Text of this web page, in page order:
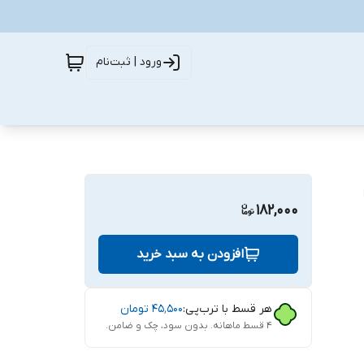
ورود | ثبت‌نام
182,000
افزودن به سبد خرید
هر قسط با ترب‌پی:۴۵٬۵۰۰ تومان
۴ قسط ماهانه. بدون سود، چک و ضامن.